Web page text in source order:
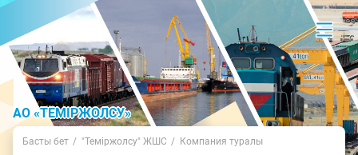
АО «ТЕМІРЖОЛСУ»
Басты бет "Теміржолсу" ЖШС Компания туралы